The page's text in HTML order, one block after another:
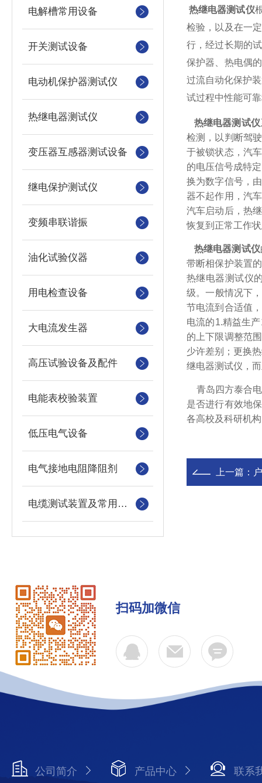
电解槽常用设备
开关测试设备
电动机保护器测试仪
热继电器测试仪
变压器互感器测试设备
继电保护测试仪
变频串联谐振
油化试验仪器
用电检查设备
大电流发生器
高压试验设备及配件
电能表校验装置
低压电气设备
电气接地电阻降阻剂
电缆测试装置及常用仪器仪表
热继电器测试仪
检验，以及在一
行，经过长期的
保护器、热电偶
过流自动化保护
试过程中性能可
热继电器测试仪
检测，以判断驾
于被锁状态，汽
的电压信号成特
换为数字信号，
器不起作用，汽
汽车启动后，热
恢复到正常工作
热继电器测试仪
带断相保护装置
热继电器测试仪
级。一般情况下
节电流到合适值
电流的1.精益生
的上下限调整范
少许差别；更换
继电器测试仪，
青岛四方泰合
是否进行有效地
各高校及科研机
上一篇：
扫码加微信
公司简介 产品中心 联系